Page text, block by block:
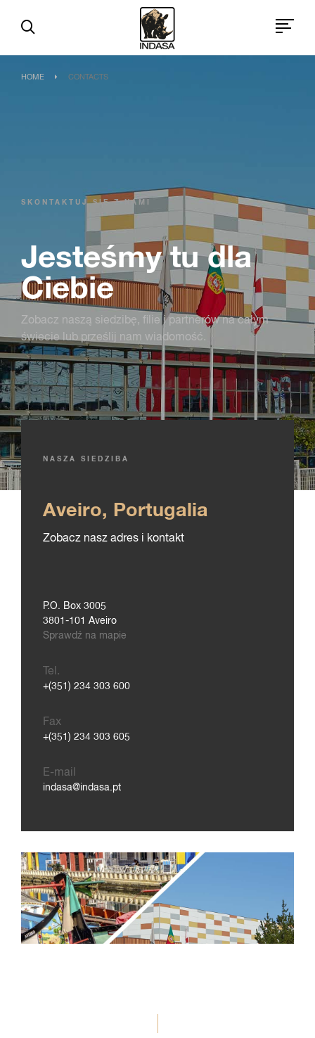
HOME CONTACTS
SKONTAKTUJ SIĘ Z NAMI
Jesteśmy tu dla
Ciebie
Zobacz naszą siedzibę, filie i partnerów na całym
świecie lub prześlij nam wiadomość.
NASZA SIEDZIBA
Aveiro, Portugalia
Zobacz nasz adres i kontakt
P.O. Box 3005
3801-101 Aveiro
Sprawdź na mapie
Tel.
+(351) 234 303 600
Fax
+(351) 234 303 605
E-mail
indasa@indasa.pt